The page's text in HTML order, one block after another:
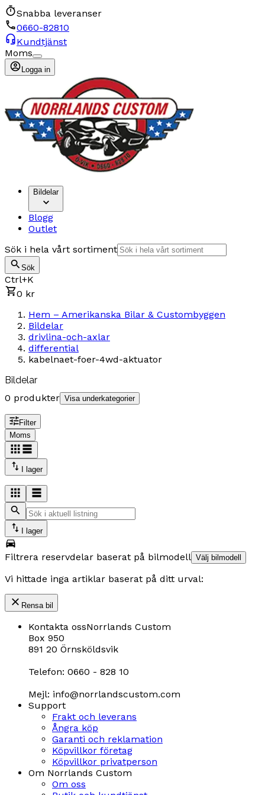
Snabba leveranser
0660-82810
Kundtjänst
Moms
Logga in
Bildelar
Blogg
Outlet
Sök i hela vårt sortiment
Sök
Ctrl+K
0 kr
Hem – Amerikanska Bilar & Custombyggen
Bildelar
drivlina-och-axlar
differential
kabelnaet-foer-4wd-aktuator
Bildelar
0 produkter Visa underkategorier
Filter
Moms
I lager
I lager
Filtrera reservdelar baserat på bilmodell Välj bilmodell
Vi hittade inga artiklar baserat på ditt urval:
Rensa bil
Kontakta ossNorrlands Custom
Box 950
891 20 Örnsköldsvik
Telefon: 0660 - 828 10
Mejl: info@norrlandscustom.com
Support
Frakt och leverans
Ångra köp
Garanti och reklamation
Köpvillkor företag
Köpvillkor privatperson
Om Norrlands Custom
Om oss